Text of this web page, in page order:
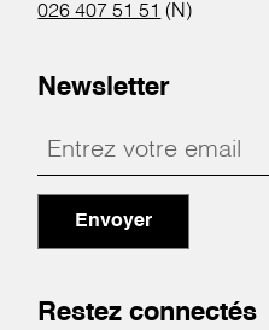
026 407 51 51 (N)
Newsletter
Envoyer
Restez connectés